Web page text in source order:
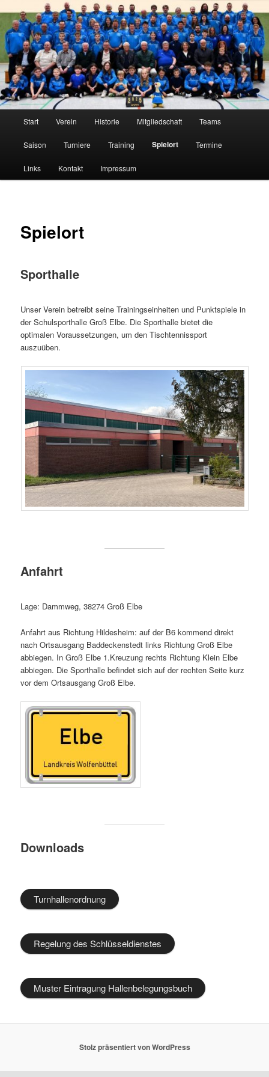
primären
Inhalt
springenTTC Edelweiß Klein Elbe
Tischtennis im Innerstetal seit 1950
Start Verein Historie Mitgliedschaft Teams
Saison Turniere Training Spielort Termine
Links Kontakt Impressum
Spielort
Sporthalle
Unser Verein betreibt seine Trainingseinheiten und Punktspiele in
der Schulsporthalle Groß Elbe. Die Sporthalle bietet die
optimalen Voraussetzungen, um den Tischtennissport
auszuüben.
Anfahrt
Lage: Dammweg, 38274 Groß Elbe
Anfahrt aus Richtung Hildesheim: auf der B6 kommend direkt
nach Ortsausgang Baddeckenstedt links Richtung Groß Elbe
abbiegen. In Groß Elbe 1.Kreuzung rechts Richtung Klein Elbe
abbiegen. Die Sporthalle befindet sich auf der rechten Seite kurz
vor dem Ortsausgang Groß Elbe.
Downloads
Turnhallenordnung
Regelung des Schlüsseldienstes
Muster Eintragung Hallenbelegungsbuch
Stolz präsentiert von WordPress